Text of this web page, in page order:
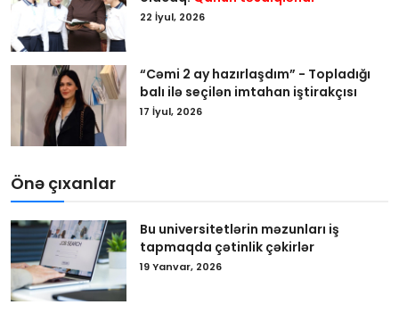
22 İyul, 2026
“Cəmi 2 ay hazırlaşdım” - Topladığı
balı ilə seçilən imtahan iştirakçısı
17 İyul, 2026
Önə çıxanlar
Bu universitetlərin məzunları iş
tapmaqda çətinlik çəkirlər
19 Yanvar, 2026